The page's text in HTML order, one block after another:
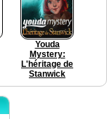
Youda
Mystery:
L'héritage de
Stanwick